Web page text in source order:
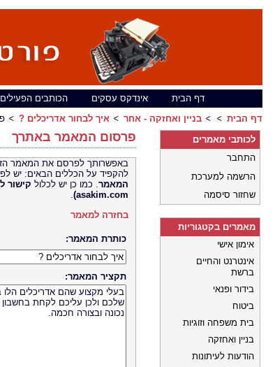
דף הבית אינדקס עסקים הכותבים
דף הבית
בניין ואחזקה - אחר איך לבחור אדריכלים ?
פרסום המאמר באתרך
באפשרותך לפרסם את המאמר
להקפיד על הכללים הבאים: יש
המאמר. כמו כן יש לכלול קישור
asakim.com)
.
בחזרה למאמר
כותרת המאמר:
תקציר המאמר:
לכותבי מאמרים
התחבר
הרשמה למערכת
שחזור סיסמה
מאמרים בקטגוריות
אימון אישי
אינטרנט והחיים
ברשת
בידור ופנאי
ביטוח
בית משפחה וזוגיות
בניין ואחזקה
הודעות לעיתונות